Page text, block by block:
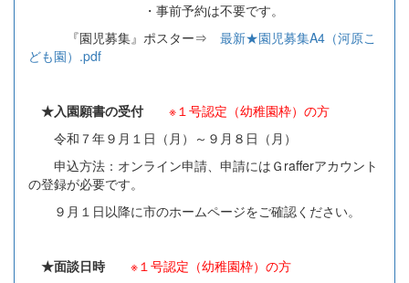
・事前予約は不要です。
『園児募集』ポスター⇒ 最新★園児募集A4（河原こ
ども園）.pdf
★入園願書の受付
※１号認定（幼稚園枠）の方
令和７年９月１日（月）～９月８日（月）
申込方法：オンライン申請、申請にはＧrafferアカウント
の登録が必要です。
９月１日以降に市のホームページをご確認ください。
★面談日時
※１号認定（幼稚園枠）の方